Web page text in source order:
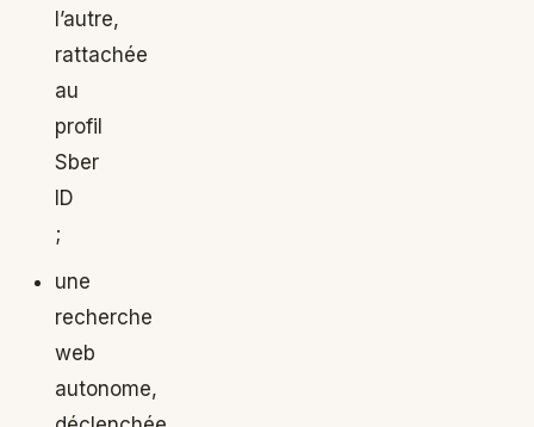
l’autre,
rattachée
au
profil
Sber
ID
;
une
recherche
web
autonome,